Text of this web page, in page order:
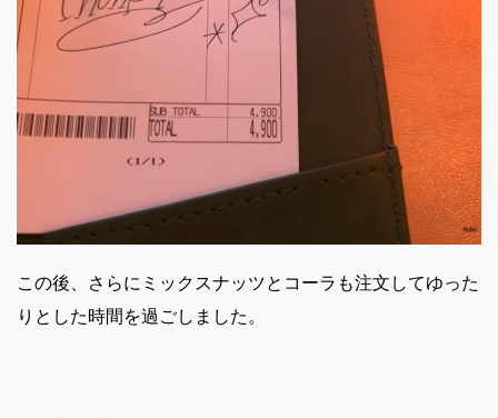
この後、さらにミックスナッツとコーラも注文してゆった
りとした時間を過ごしました。